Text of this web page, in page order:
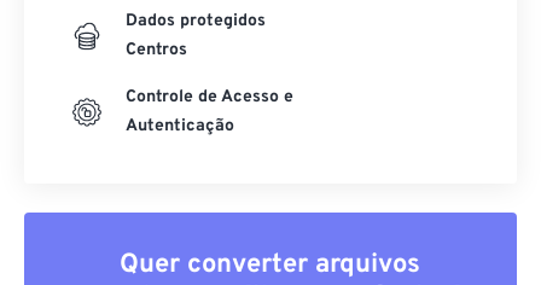
Dados protegidos
Centros
Controle de Acesso e
Autenticação
Quer converter arquivos